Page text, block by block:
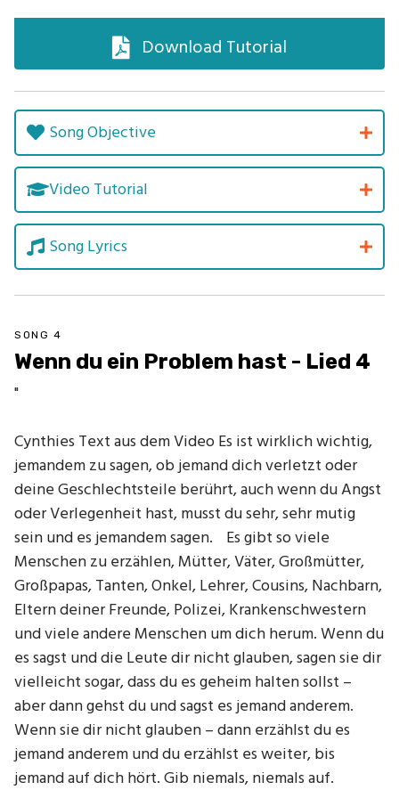
Download Tutorial
Song Objective
Video Tutorial
Song Lyrics
SONG 4
Wenn du ein Problem hast - Lied 4
"
Cynthies Text aus dem Video Es ist wirklich wichtig,
jemandem zu sagen, ob jemand dich verletzt oder
deine Geschlechtsteile berührt, auch wenn du Angst
oder Verlegenheit hast, musst du sehr, sehr mutig
sein und es jemandem sagen. Es gibt so viele
Menschen zu erzählen, Mütter, Väter, Großmütter,
Großpapas, Tanten, Onkel, Lehrer, Cousins, Nachbarn,
Eltern deiner Freunde, Polizei, Krankenschwestern
und viele andere Menschen um dich herum. Wenn du
es sagst und die Leute dir nicht glauben, sagen sie dir
vielleicht sogar, dass du es geheim halten sollst –
aber dann gehst du und sagst es jemand anderem.
Wenn sie dir nicht glauben – dann erzählst du es
jemand anderem und du erzählst es weiter, bis
jemand auf dich hört. Gib niemals, niemals auf.